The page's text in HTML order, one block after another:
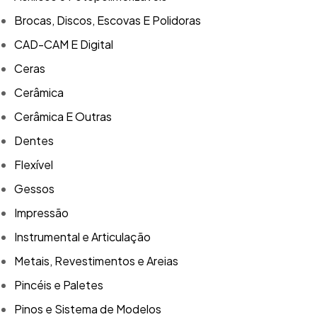
Brocas, Discos, Escovas E Polidoras
CAD-CAM E Digital
Ceras
Cerâmica
Cerâmica E Outras
Dentes
Flexível
Gessos
Impressão
Instrumental e Articulação
Metais, Revestimentos e Areias
Pincéis e Paletes
Pinos e Sistema de Modelos